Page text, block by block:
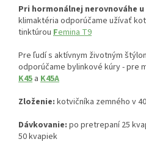
Pri hormonálnej nerovnováhe u
klimaktéria odporúčame užívať
tinktúrou Femina T9
Pre ľudí s aktívnym životným
odporúčame bylinkové kúry - pre
K45 a K45A
Zloženie: kotvičníka zemného v
Dávkovanie: po pretrepaní 25
50 kvapiek